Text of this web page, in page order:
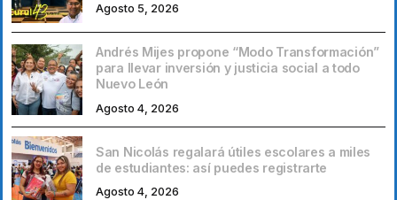
Agosto 5, 2026
Andrés Mijes propone “Modo Transformación”
para llevar inversión y justicia social a todo
Nuevo León
Agosto 4, 2026
San Nicolás regalará útiles escolares a miles
de estudiantes: así puedes registrarte
Agosto 4, 2026